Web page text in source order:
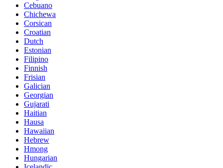
Cebuano
Chichewa
Corsican
Croatian
Dutch
Estonian
Filipino
Finnish
Frisian
Galician
Georgian
Gujarati
Haitian
Hausa
Hawaiian
Hebrew
Hmong
Hungarian